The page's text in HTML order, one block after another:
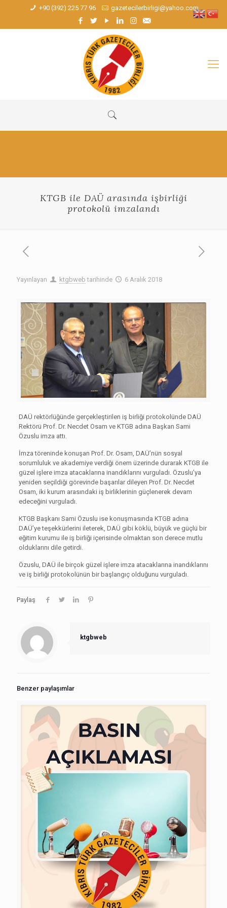
+90 (392) 225 77 96 gazetecilerbirligi@yahoo.com
KTGB ile DAÜ arasında işbirliği
protokolü imzalandı
Yayınlayan ktgbweb tarihinde 6 Aralık 2018
DAÜ rektörlüğünde gerçekleştirilen iş birliği protokolünde DAÜ
Rektörü Prof. Dr. Necdet Osam ve KTGB adına Başkan Sami
Özuslu imza attı.
İmza töreninde konuşan Prof. Dr. Osam, DAÜ’nün sosyal
sorumluluk ve akademiye verdiği önem üzerinde durarak KTGB ile
güzel işlere imza atacaklarına inandıklarını vurguladı. Özuslu’ya
yeniden seçildiği görevinde başarılar dileyen Prof. Dr. Necdet
Osam, iki kurum arasındaki iş birliklerinin güçlenerek devam
edeceğini vurguladı.
KTGB Başkanı Sami Özuslu ise konuşmasında KTGB adına
DAÜ’ye teşekkürlerini ileterek, DAÜ gibi köklü, büyük ve güçlü bir
eğitim kurumu ile iş birliği içerisinde olmaktan son derece mutlu
olduklarını dile getirdi.
Özuslu, DAÜ ile birçok güzel işlere imza atacaklarına inandıklarını
ve iş birliği protokolünün bir başlangıç olduğunu vurguladı.
Paylaş
ktgbweb
Benzer paylaşımlar